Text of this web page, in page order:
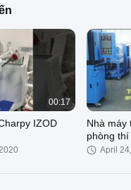
00:17
IZOD
Nhà máy
phòng thí
April